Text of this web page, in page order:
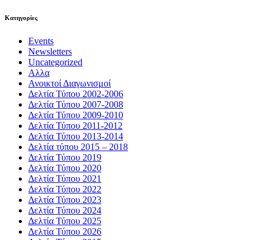
Kατηγορίες
Events
Newsletters
Uncategorized
Αλλα
Ανοικτοί Διαγωνισμoί
Δελτία Τύπου 2002-2006
Δελτία Τύπου 2007-2008
Δελτία Τύπου 2009-2010
Δελτία Τύπου 2011-2012
Δελτία Τύπου 2013-2014
Δελτία τύπου 2015 – 2018
Δελτία Τύπου 2019
Δελτία Τύπου 2020
Δελτία Τύπου 2021
Δελτία Τύπου 2022
Δελτία Τύπου 2023
Δελτία Τύπου 2024
Δελτία Τύπου 2025
Δελτία Τύπου 2026